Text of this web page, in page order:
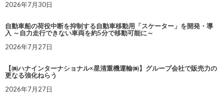
2026年7月30日
自動車船の荷役中断を抑制する自動車移動用「スケーター」を開発・導
入 ～自力走行できない車両を約5分で移動可能に～
2026年7月27日
【㈱ハナインターナショナル×星清重機運輸㈱】グループ会社で販売力の
更なる強化ねらう
2026年7月27日